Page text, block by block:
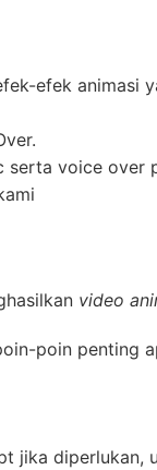
efek animasi
voice over
video
poin penting
jika diperlukan,